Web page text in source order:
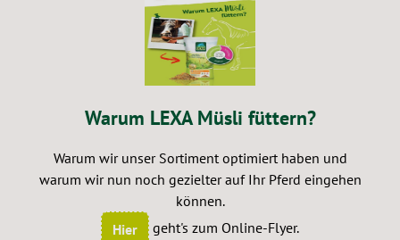
Warum LEXA Müsli füttern?
Warum wir unser Sortiment optimiert haben und
warum wir nun noch gezielter auf Ihr Pferd eingehen
können.
Hier
geht's zum Online-Flyer.